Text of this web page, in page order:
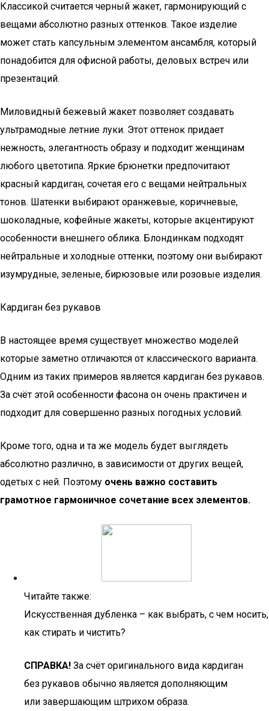
Классикой считается черный жакет, гармонирующий с
вещами абсолютно разных оттенков. Такое изделие
может стать капсульным элементом ансамбля, который
понадобится для офисной работы, деловых встреч или
презентаций.
Миловидный бежевый жакет позволяет создавать
ультрамодные летние луки. Этот оттенок придает
нежность, элегантность образу и подходит женщинам
любого цветотипа. Яркие брюнетки предпочитают
красный кардиган, сочетая его с вещами нейтральных
тонов. Шатенки выбирают оранжевые, коричневые,
шоколадные, кофейные жакеты, которые акцентируют
особенности внешнего облика. Блондинкам подходят
нейтральные и холодные оттенки, поэтому они выбирают
изумрудные, зеленые, бирюзовые или розовые изделия.
Кардиган без рукавов
В настоящее время существует множество моделей
которые заметно отличаются от классического варианта.
Одним из таких примеров является кардиган без рукавов.
За счёт этой особенности фасона он очень практичен и
подходит для совершенно разных погодных условий.
Кроме того, одна и та же модель будет выглядеть
абсолютно различно, в зависимости от других вещей,
одетых с ней. Поэтому очень важно составить
грамотное гармоничное сочетание всех элементов.
Читайте также:
Искусственная дубленка – как выбрать, с чем носить,
как стирать и чистить?
СПРАВКА! За счёт оригинального вида кардиган
без рукавов обычно является дополняющим
или завершающим штрихом образа.